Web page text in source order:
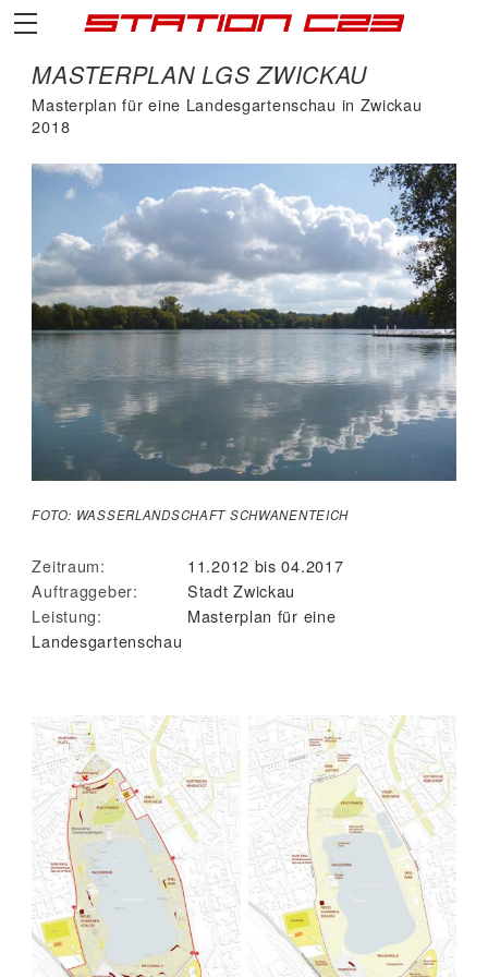
MASTERPLAN LGS ZWICKAU
Masterplan für eine Landesgartenschau in Zwickau
2018
FOTO: WASSERLANDSCHAFT SCHWANENTEICH
Zeitraum:
11.2012 bis 04.2017
Auftraggeber:
Stadt Zwickau
Leistung:
Masterplan für eine
Landesgartenschau